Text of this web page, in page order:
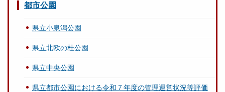
都市公園
県立小泉潟公園
県立北欧の杜公園
県立中央公園
県立都市公園における令和７年度の管理運営状況等評価